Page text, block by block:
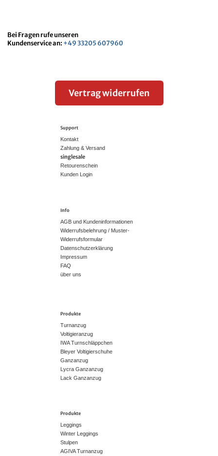
Bei Fragen rufe unseren
Kundenservice an: +49 33205 607960
Vertrag widerrufen
Support
Kontakt
Zahlung & Versand
singlesale
Retourenschein
Kunden Login
Info
AGB und Kundeninformationen
Widerrufsbelehrung / Muster-
Widerrufsformular
Datenschutzerklärung
Impressum
FAQ
über uns
Produkte
Turnanzug
Voltigieranzug
IWA Turnschläppchen
Bleyer Voltigierschuhe
Ganzanzug
Lycra Ganzanzug
Lack Ganzanzug
Produkte
Leggings
Winter Leggings
Stulpen
AGIVA Turnanzug